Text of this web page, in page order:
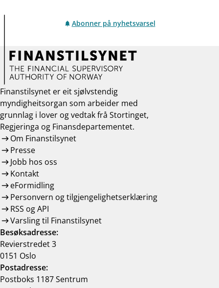
Abonner på nyhetsvarsel
Finanstilsynet er eit sjølvstendig
myndigheitsorgan som arbeider med
grunnlag i lover og vedtak frå Stortinget,
Regjeringa og Finansdepartementet.
Om Finanstilsynet
Presse
Jobb hos oss
Kontakt
eFormidling
Personvern og tilgjengelighetserklæring
RSS og API
Varsling til Finanstilsynet
Besøksadresse:
Revierstredet 3
0151 Oslo
Postadresse:
Postboks 1187 Sentrum